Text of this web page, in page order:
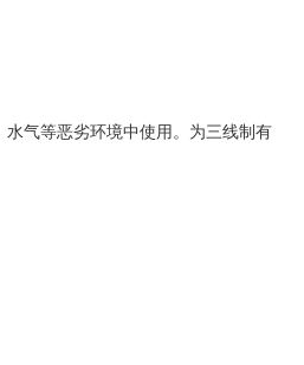
气等恶劣环境中使用。为三线制有